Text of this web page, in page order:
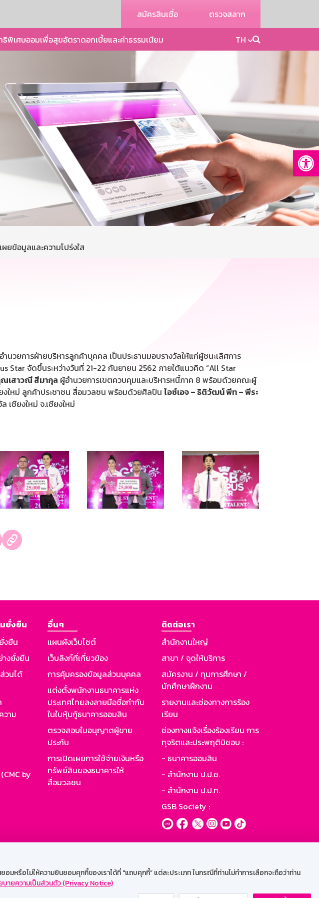
หรือไม่ให้ความยินยอมคุกกี้ของเราได้ที่ "แถบคุกกี้” แต่ละประเภท ในกรณีที่ท่านไม่ทำการเลือกจะถือว่าท่าน
บายความเป็นส่วนตัว (Privacy Notice)
สมัครสินเชื่อ ตรวจสลาก
ธิพิเศษออมเพื่อสุขอัตราดอกเบี้ยและค่าธรรมเนียม TH
ผยข้อมูลและความโปร่งใส
ำนวยการฝ่ายบริหารลูกค้าบุคคล เป็นประธานมอบรางวัลให้แก่ผู้ชนะเลิศการ
Star จัดขึ้นระหว่างวันที่ 21-22 กันยายน 2562 ภายใต้แนวคิด “All Star
เสาวณี สีมากุล ผู้อำนวยการเขตควบคุมและบริหารหนี้ภาค 8 พร้อมด้วยคณะผู้
งใหม่ ลูกค้าประชาชน สื่อมวลชน พร้อมด้วยศิลปิน ไอซ์เอจ – ธิติวัฒน์ พีท – พีระ
เชียงใหม่ จ.เชียงใหม่
ยั่งยืน
งยืน
งยั่งยืน
วนได้
วาม
by
อื่นๆ
แผนผังเว็บไซต์
เว็บลิงก์ที่เกี่ยวข้อง
การคุ้มครองข้อมูลส่วนบุคคล
แต่งตั้งพนักงานธนาคารแห่ง
ประเทศไทยลงลายมือชื่อกำกับ
ในใบหุ้นกู้ธนาคารออมสิน
ตรวจสอบใบอนุญาตผู้ขาย
ประกัน
การเปิดเผยการใช้จ่ายเงินหรือ
ทรัพย์สินของธนาคารให้
สื่อมวลชน
ติดต่อเรา
สำนักงานใหญ่
สาขา / จุดให้บริการ
สมัครงาน / ทุนการศึกษา /
นักศึกษาฝึกงาน
รายงานและช่องทางการร้อง
เรียน
ช่องทางแจ้งเรื่องร้องเรียน การ
ทุจริตและประพฤติมิชอบ :
- ธนาคารออมสิน
- สำนักงาน ป.ป.ช.
- สำนักงาน ป.ป.ท.
GSB Society :